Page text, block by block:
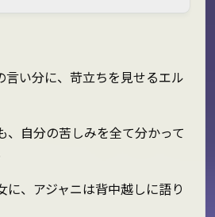
言い分に、苛立ちを見せるエル
、自分の苦しみを全て分かって
に、アジャニは背中越しに語り